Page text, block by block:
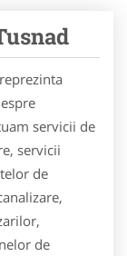
reprezinta
servicii de
servicii
de
de